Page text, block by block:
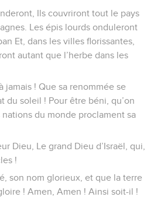
Ils couvriront tout le pays
Les épis lourds onduleront
Et, dans les villes florissantes,
autant que l’herbe dans les
jamais ! Que sa renommée se
du soleil ! Pour être béni, qu’on
du monde proclament sa
Dieu, Le grand Dieu d’Israël, qui,
!
son nom glorieux, et que la terre
! Amen, Amen ! Ainsi soit-il !